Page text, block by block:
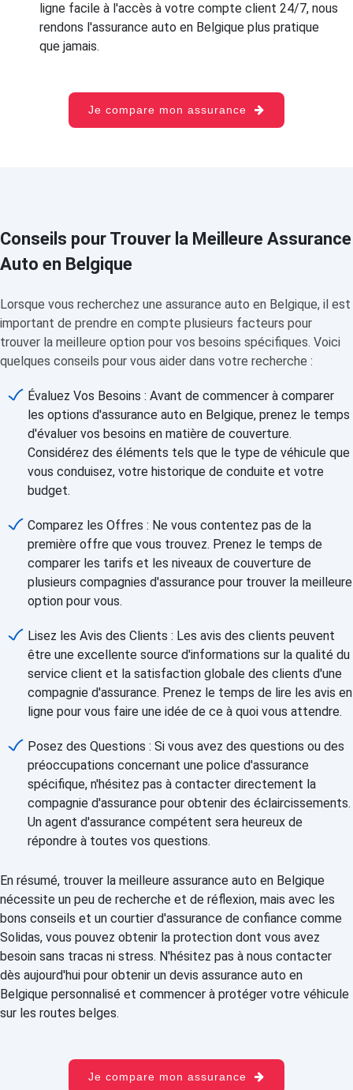
ligne facile à l'accès à votre compte client 24/7, nous
rendons l'assurance auto en Belgique plus pratique
que jamais.
Je compare mon assurance
Conseils pour Trouver la Meilleure Assurance
Auto en Belgique
Lorsque vous recherchez une assurance auto en Belgique, il est
important de prendre en compte plusieurs facteurs pour
trouver la meilleure option pour vos besoins spécifiques. Voici
quelques conseils pour vous aider dans votre recherche :
Évaluez Vos Besoins : Avant de commencer à comparer
les options d'assurance auto en Belgique, prenez le temps
d'évaluer vos besoins en matière de couverture.
Considérez des éléments tels que le type de véhicule que
vous conduisez, votre historique de conduite et votre
budget.
Comparez les Offres : Ne vous contentez pas de la
première offre que vous trouvez. Prenez le temps de
comparer les tarifs et les niveaux de couverture de
plusieurs compagnies d'assurance pour trouver la meilleure
option pour vous.
Lisez les Avis des Clients : Les avis des clients peuvent
être une excellente source d'informations sur la qualité du
service client et la satisfaction globale des clients d'une
compagnie d'assurance. Prenez le temps de lire les avis en
ligne pour vous faire une idée de ce à quoi vous attendre.
Posez des Questions : Si vous avez des questions ou des
préoccupations concernant une police d'assurance
spécifique, n'hésitez pas à contacter directement la
compagnie d'assurance pour obtenir des éclaircissements.
Un agent d'assurance compétent sera heureux de
répondre à toutes vos questions.
En résumé, trouver la meilleure assurance auto en Belgique
nécessite un peu de recherche et de réflexion, mais avec les
bons conseils et un courtier d'assurance de confiance comme
Solidas, vous pouvez obtenir la protection dont vous avez
besoin sans tracas ni stress. N'hésitez pas à nous contacter
dès aujourd'hui pour obtenir un devis assurance auto en
Belgique personnalisé et commencer à protéger votre véhicule
sur les routes belges.
Je compare mon assurance